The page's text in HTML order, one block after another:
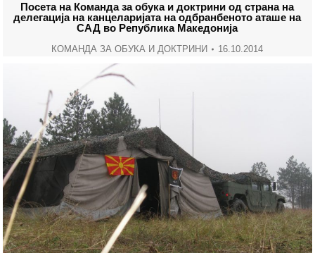
Посета на Команда за обука и доктрини од страна на
делегација на канцеларијата на одбранбеното аташе на
САД во Република Македонија
КОМАНДА ЗА ОБУКА И ДОКТРИНИ 16.10.2014